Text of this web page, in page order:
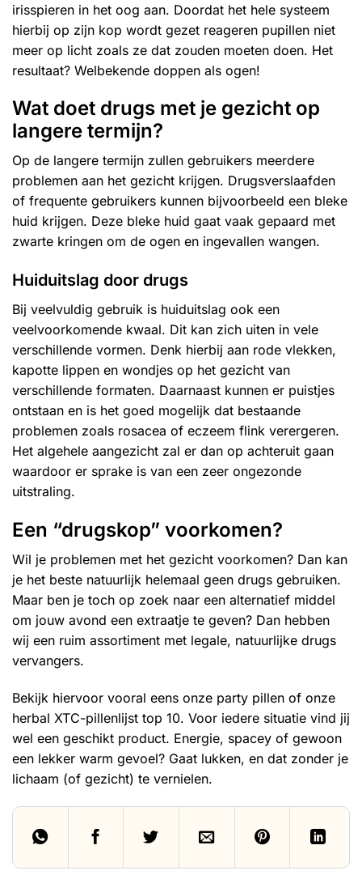
irisspieren in het oog aan. Doordat het hele systeem
hierbij op zijn kop wordt gezet reageren pupillen niet
meer op licht zoals ze dat zouden moeten doen. Het
resultaat? Welbekende doppen als ogen!
Wat doet drugs met je gezicht op
langere termijn?
Op de langere termijn zullen gebruikers meerdere
problemen aan het gezicht krijgen. Drugsverslaafden
of frequente gebruikers kunnen bijvoorbeeld een bleke
huid krijgen. Deze bleke huid gaat vaak gepaard met
zwarte kringen om de ogen en ingevallen wangen.
Huiduitslag door drugs
Bij veelvuldig gebruik is huiduitslag ook een
veelvoorkomende kwaal. Dit kan zich uiten in vele
verschillende vormen. Denk hierbij aan rode vlekken,
kapotte lippen en wondjes op het gezicht van
verschillende formaten. Daarnaast kunnen er puistjes
ontstaan en is het goed mogelijk dat bestaande
problemen zoals rosacea of eczeem flink verergeren.
Het algehele aangezicht zal er dan op achteruit gaan
waardoor er sprake is van een zeer ongezonde
uitstraling.
Een “drugskop” voorkomen?
Wil je problemen met het gezicht voorkomen? Dan kan
je het beste natuurlijk helemaal geen drugs gebruiken.
Maar ben je toch op zoek naar een alternatief middel
om jouw avond een extraatje te geven? Dan hebben
wij een ruim assortiment met legale, natuurlijke drugs
vervangers.
Bekijk hiervoor vooral eens onze party pillen of onze
herbal XTC-pillenlijst top 10. Voor iedere situatie vind jij
wel een geschikt product. Energie, spacey of gewoon
een lekker warm gevoel? Gaat lukken, en dat zonder je
lichaam (of gezicht) te vernielen.